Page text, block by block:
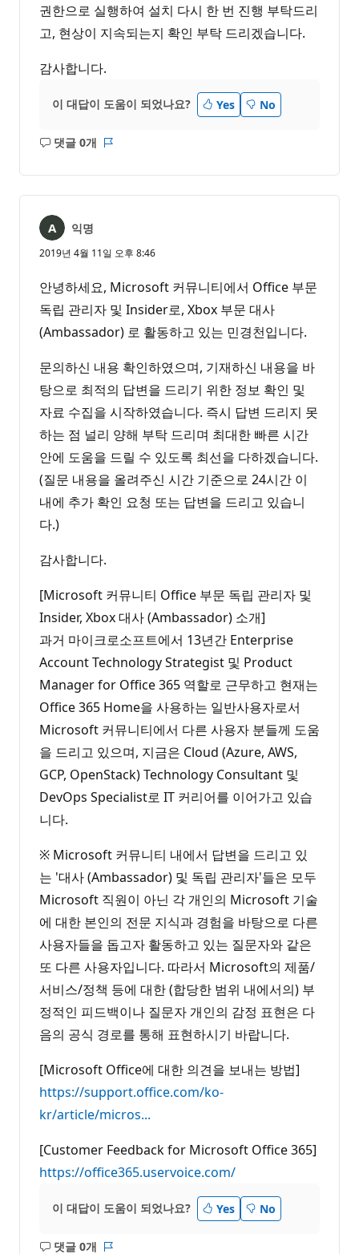
권한으로 실행하여 설치 다시 한 번 진행 부탁드리
고, 현상이 지속되는지 확인 부탁 드리겠습니다.
감사합니다.
이 대답이 도움이 되었나요? Yes No
댓글 0개
설
음
익명
2019년 4월 11일 오후 8:46
안녕하세요, Microsoft 커뮤니티에서 Office 부문
독립 관리자 및 Insider로, Xbox 부문 대사
(Ambassador) 로 활동하고 있는 민경천입니다.
문의하신 내용 확인하였으며, 기재하신 내용을 바
탕으로 최적의 답변을 드리기 위한 정보 확인 및
자료 수집을 시작하였습니다. 즉시 답변 드리지 못
하는 점 널리 양해 부탁 드리며 최대한 빠른 시간
안에 도움을 드릴 수 있도록 최선을 다하겠습니다.
(질문 내용을 올려주신 시간 기준으로 24시간 이
내에 추가 확인 요청 또는 답변을 드리고 있습니
다.)
감사합니다.
[Microsoft 커뮤니티 Office 부문 독립 관리자 및
Insider, Xbox 대사 (Ambassador) 소개]
과거 마이크로소프트에서 13년간 Enterprise
Account Technology Strategist 및 Product
Manager for Office 365 역할로 근무하고 현재는
Office 365 Home을 사용하는 일반사용자로서
Microsoft 커뮤니티에서 다른 사용자 분들께 도움
을 드리고 있으며, 지금은 Cloud (Azure, AWS,
GCP, OpenStack) Technology Consultant 및
DevOps Specialist로 IT 커리어를 이어가고 있습
니다.
※ Microsoft 커뮤니티 내에서 답변을 드리고 있
는 '대사 (Ambassador) 및 독립 관리자'들은 모두
Microsoft 직원이 아닌 각 개인의 Microsoft 기술
에 대한 본인의 전문 지식과 경험을 바탕으로 다른
사용자들을 돕고자 활동하고 있는 질문자와 같은
또 다른 사용자입니다. 따라서 Microsoft의 제품/
서비스/정책 등에 대한 (합당한 범위 내에서의) 부
정적인 피드백이나 질문자 개인의 감정 표현은 다
음의 공식 경로를 통해 표현하시기 바랍니다.
[Microsoft Office에 대한 의견을 보내는 방법]
https://support.office.com/ko-
kr/article/micros...
[Customer Feedback for Microsoft Office 365]
https://office365.uservoice.com/
이 대답이 도움이 되었나요? Yes No
댓글 0개